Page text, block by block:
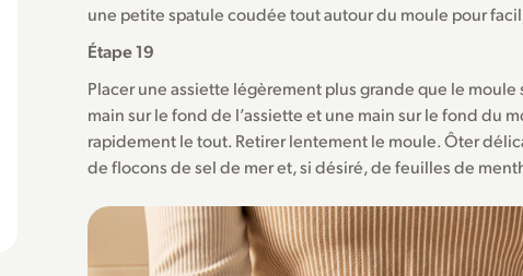
une petite spatule coudée tout autour du moule pour
Étape 19
Placer une assiette légèrement plus grande que le
main sur le fond de l’assiette et une main sur le fond du
rapidement le tout. Retirer lentement le moule. Ôter
de flocons de sel de mer et, si désiré, de feuilles de